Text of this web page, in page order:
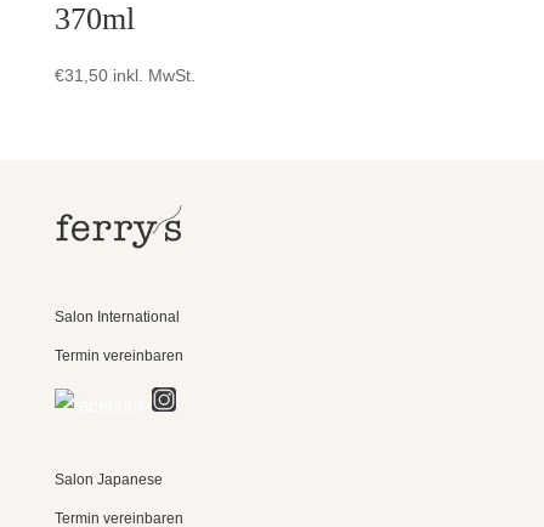
370ml
€31,50 inkl. MwSt.
Salon International
Termin vereinbaren
Salon Japanese
Termin vereinbaren